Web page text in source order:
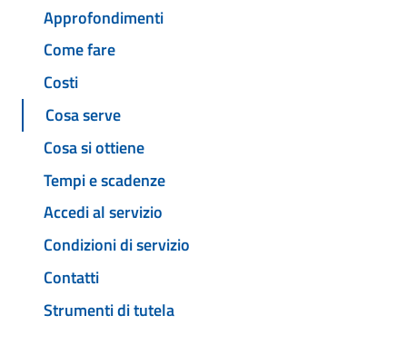
Approfondimenti
Come fare
Costi
Cosa serve
Cosa si ottiene
Tempi e scadenze
Accedi al servizio
Condizioni di servizio
Contatti
Strumenti di tutela